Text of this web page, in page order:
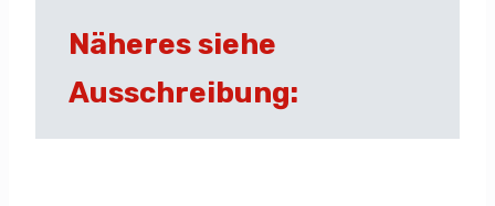
Näheres siehe
Ausschreibung: